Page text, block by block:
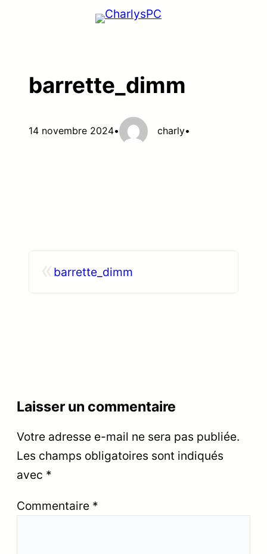
barrette_dimm
14 novembre 2024• charly•
barrette_dimm
Laisser un commentaire
Votre adresse e-mail ne sera pas publiée.
Les champs obligatoires sont indiqués
avec *
Commentaire *